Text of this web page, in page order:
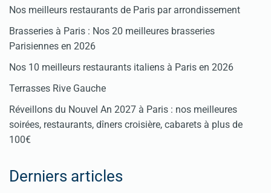
Nos meilleurs restaurants de Paris par arrondissement
Brasseries à Paris : Nos 20 meilleures brasseries
Parisiennes en 2026
Nos 10 meilleurs restaurants italiens à Paris en 2026
Terrasses Rive Gauche
Réveillons du Nouvel An 2027 à Paris : nos meilleures
soirées, restaurants, dîners croisière, cabarets à plus de
100€
Derniers articles